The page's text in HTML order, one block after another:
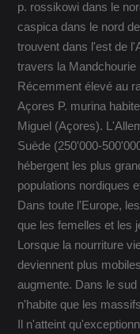
p. rossikowi dans le
caspica dans le nord
trouvent dans l'est de
travers la Mandchourie
Récemment élevé au
Açores P. murina
Miguel (Açores).
Suède (250'000-
hébergent les plus
populations nordiques
Dans toute l'Europe,
que les femelles et les
Lorsque la nourriture
deviennent plus
augmente. Dans le
n'habite que les
Il n'atteint